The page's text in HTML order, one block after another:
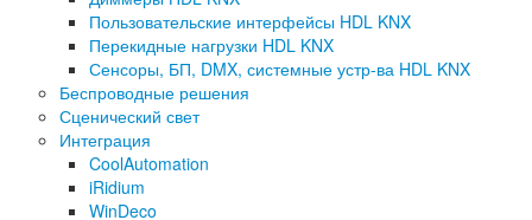
Пользовательские интерфейсы HDL KNX
Перекидные нагрузки HDL KNX
Сенсоры, БП, DMX, системные устр-ва HDL KNX
Беспроводные решения
Сценический свет
Интеграция
CoolAutomation
iRidium
WinDeco